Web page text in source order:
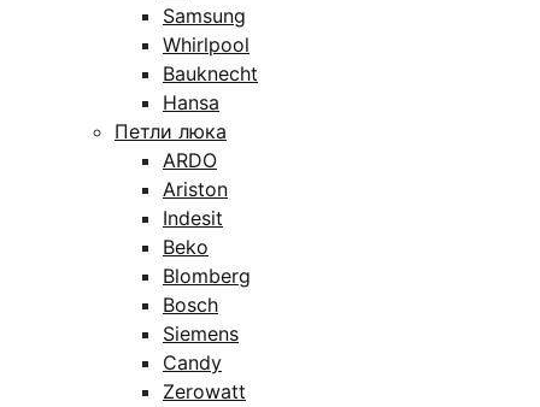
Samsung
Whirlpool
Bauknecht
Hansa
Петли люка
ARDO
Ariston
Indesit
Beko
Blomberg
Bosch
Siemens
Candy
Zerowatt